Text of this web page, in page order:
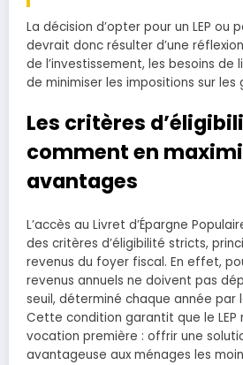
La décision d’opter pour un LEP ou
devrait donc résulter d’une
de l’investissement, les besoins
de minimiser les impositions sur les
Les critères
comment en
avantages
L’accès au Livret d’Épargne
des critères d’éligibilité stricts,
revenus du foyer fiscal. En effet,
revenus annuels ne doivent pas
seuil, déterminé chaque année par
Cette condition garantit que le LEP
vocation première : offrir une
avantageuse aux ménages les